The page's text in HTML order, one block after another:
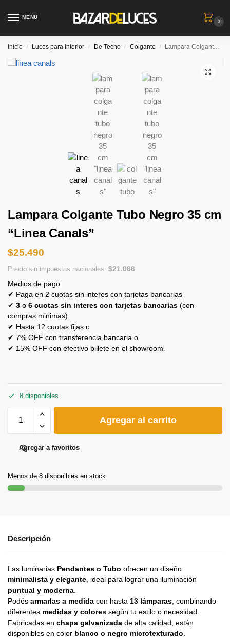
MENU
0
Inicio / Luces para Interior / De Techo / Colgante / Lampara Colgante Tubo Negro 35 cm “Linea Canals”
Lampara Colgante Tubo Negro 35 cm
“Linea Canals”
$25.490
Precio sin impuestos nacionales: $21.066
Medios de pago:
✔ Paga en 2 cuotas sin interes con tarjetas bancarias
✔ 3 o 6 cuotas sin interes con tarjetas bancarias (con
compras minimas)
✔ Hasta 12 cuotas fijas o
✔ 7% OFF con transferencia bancaria o
✔ 15% OFF con efectivo billete en el showroom.
8 disponibles
Agregar al carrito
Agregar a favoritos
Menos de 8 disponibles en stock
Descripción
Las luminarias Pendantes o Tubo ofrecen un diseño
minimalista y elegante , ideal para lograr una iluminación
puntual y moderna
Podés armarlas a medida con hasta 13 lámparas , combinando
diferentes medidas y colores según tu estilo o necesidad.
Fabricadas en chapa galvanizada de alta calidad, están
disponibles en color blanco o negro microtexturado